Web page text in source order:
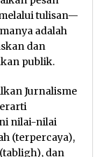
tulisan—
adalah
dan
publik.
Jurnalisme
nilai-nilai
(terpercaya),
dan